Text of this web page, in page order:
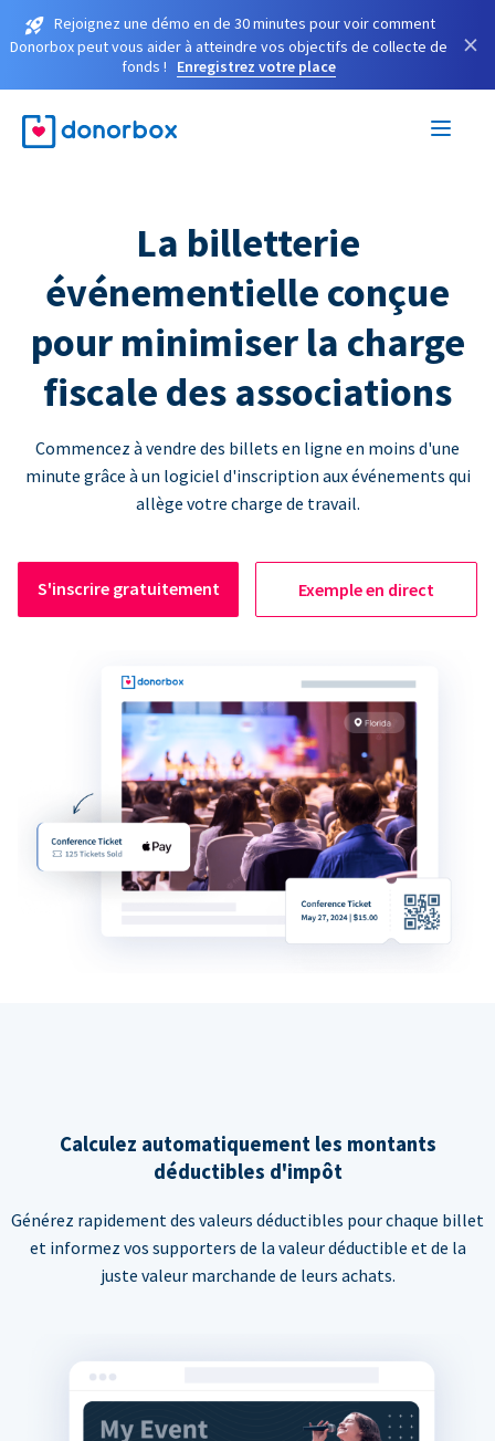
Rejoignez une démo en de 30 minutes pour voir comment
Donorbox peut vous aider à atteindre vos objectifs de collecte de
fonds !
Enregistrez votre place
×
La billetterie
événementielle conçue
pour minimiser la charge
fiscale des associations
Commencez à vendre des billets en ligne en moins d'une
minute grâce à un logiciel d'inscription aux événements qui
allège votre charge de travail.
S'inscrire gratuitement Exemple en direct
Calculez automatiquement les montants
déductibles d'impôt
Générez rapidement des valeurs déductibles pour chaque billet
et informez vos supporters de la valeur déductible et de la
juste valeur marchande de leurs achats.